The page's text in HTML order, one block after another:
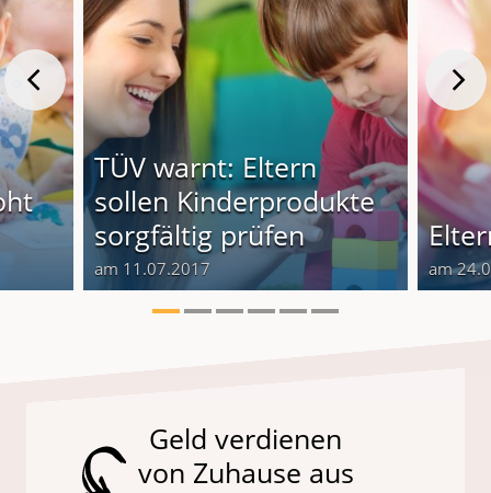
TÜV warnt: Eltern
sollen Kinderprodukte
sorgfältig prüfen
am 11.07.2017 am
Geld verdienen
von Zuhause aus